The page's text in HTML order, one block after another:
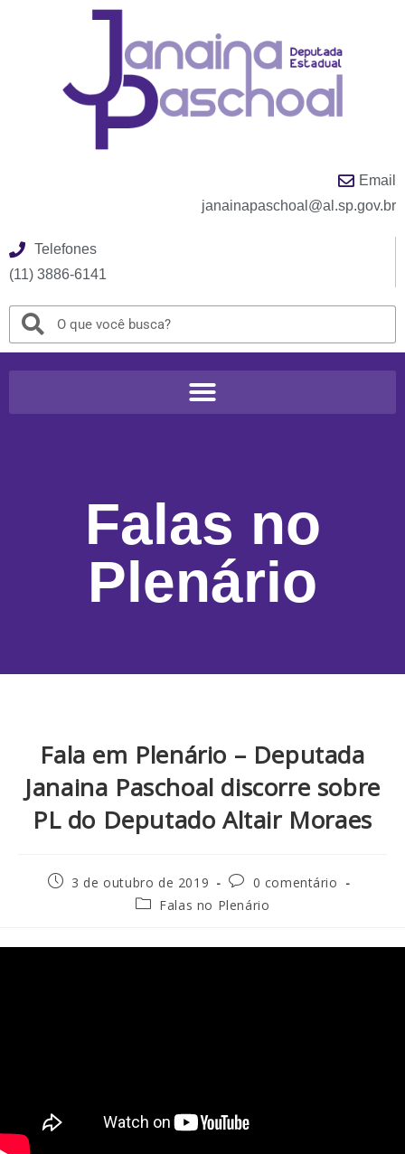
Email
janainapaschoal@al.sp.gov.br
Telefones
(11) 3886-6141
Falas no
Plenário
Fala em Plenário – Deputada
Janaina Paschoal discorre sobre
PL do Deputado Altair Moraes
3 de outubro de 2019
0 comentário
Falas no Plenário